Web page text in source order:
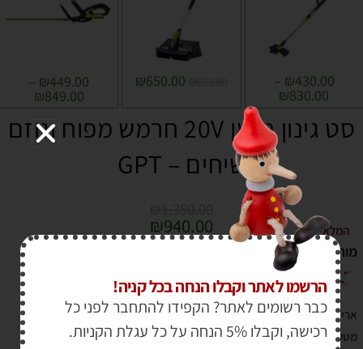
₪430.00
–
₪830.00
₪650.00
₪449.00
–
₪849.00
סט גינון נטען 20V חרמש מפוח וגוזם
שיחים – GPT
₪940.00 המלאי אזל
מותג :
אריזה אחת 3 כלי גינון נפרדים (לא 3 באחד).
מטען וסוללה 20V
הרשמו לאתר וקבלו הנחה בכל קניה!
כבר רשומים לאתר? הקפידו להתחבר לפני כל
רכישה, וקבלו 5% הנחה על כל עגלת הקניות.